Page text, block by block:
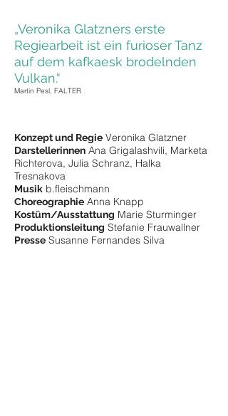
„Veronika Glatzners erste
Regiearbeit ist ein furioser Tanz
auf dem kafkaesk brodelnden
Vulkan.“
Martin Pesl, FALTER
Konzept und Regie Veronika Glatzner
Darstellerinnen Ana Grigalashvili, Marketa
Richterova, Julia Schranz, Halka
Tresnakova
Musik b.fleischmann
Choreographie Anna Knapp
Kostüm/Ausstattung Marie Sturminger
Produktionsleitung Stefanie Frauwallner
Presse Susanne Fernandes Silva